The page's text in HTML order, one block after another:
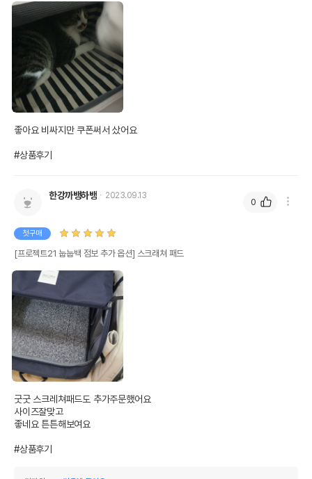
좋아요 비싸지만 쿠폰써서 샀어요
#상품후기
한강까뱅하뱅 2023.09.13
첫구매
[프로젝트21 눕눕백 점보 추가 옵션] 스크래쳐 패드
굿굿 스크레쳐패드도 추가주문했어요
사이즈잘맞고
좋네요 튼튼해보여요
#상품후기
0